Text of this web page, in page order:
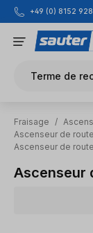
Passer au+49 (0) 8152
Terme de
Fraisage /
Ascenseur de
Ascenseur de
Ascenseur